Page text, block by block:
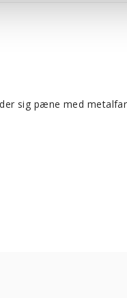
sig pæne med